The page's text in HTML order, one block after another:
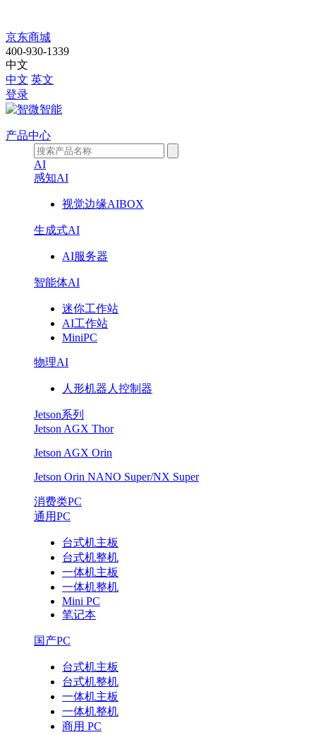
JSOM-
R88C
京东商城
400-930-1339
中文
中文 英文
登录
产品中心
AI
感知AI
视觉边缘AIBOX
生成式AI
AI服务器
智能体AI
迷你工作站
AI工作站
MiniPC
物理AI
人形机器人控制器
Jetson系列
Jetson AGX Thor
Jetson AGX Orin
Jetson Orin NANO Super/NX Super
消费类PC
通用PC
台式机主板
台式机整机
一体机主板
一体机整机
Mini PC
笔记本
国产PC
台式机主板
台式机整机
一体机主板
一体机整机
商用 PC